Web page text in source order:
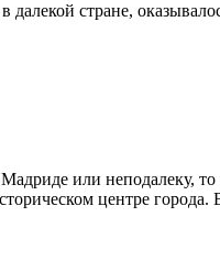
стране,
или неподалеку,
центре